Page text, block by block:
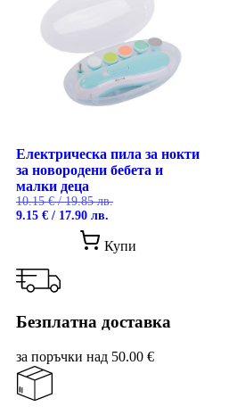
Електрическа пила за нокти
за новородени бебета и
малки деца
10.15€/ 19.85 лв.
Original
/
19.85 лв..
9.15 € / 17.90 лв.
е:
9.15 €
Купи
Безплатна доставка
за поръчки над 50.00 €